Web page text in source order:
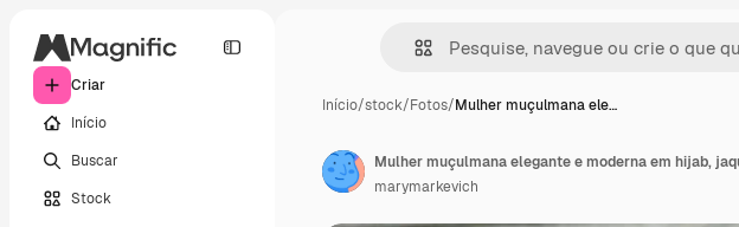
Criar
Início
Buscar
Stock
Início/stock/Fotos/Mulher muçulmana ele…
marymarkevich